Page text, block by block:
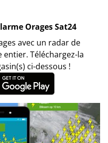
Orages Sat24
avec un radar de
Téléchargez-la
ci-dessous !